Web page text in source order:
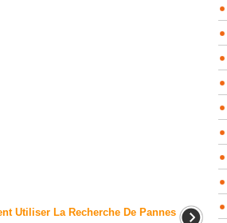
Utiliser La Recherche De Pannes